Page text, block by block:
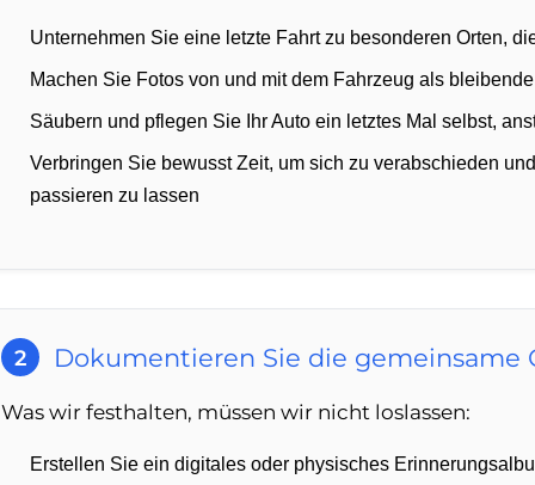
Unternehmen Sie eine letzte Fahrt zu besonderen Orten,
Machen Sie Fotos von und mit dem Fahrzeug als
Säubern und pflegen Sie Ihr Auto ein letztes Mal selbst,
Verbringen Sie bewusst Zeit, um sich zu verabschieden
passieren zu lassen
2 Dokumentieren Sie die gemeinsame
Was wir festhalten, müssen wir nicht loslassen:
Erstellen Sie ein digitales oder physisches